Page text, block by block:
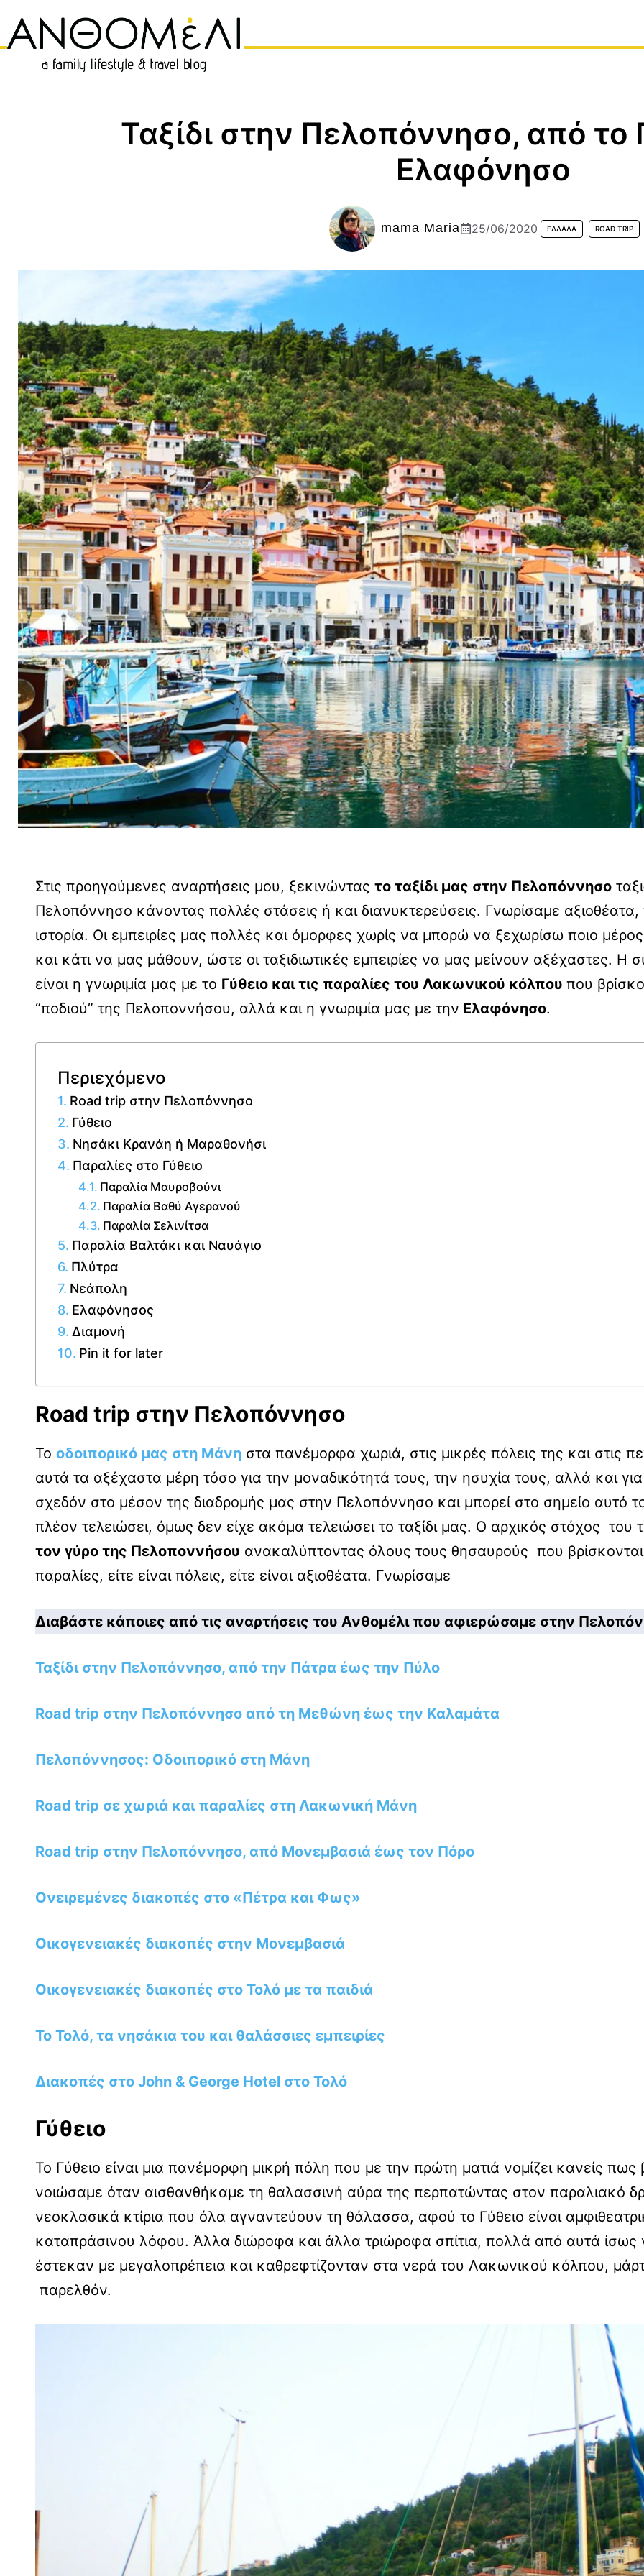
περιεχόμενο
Ταξίδι στην Πελοπόννησο, από το
Ελαφόνησο
mama Maria 25/06/2020 ΕΛΛΆΔΑ ROAD TRIP
Στις προηγούμενες αναρτήσεις μου, ξεκινώντας το ταξίδι μας στην Πελοπόννησο
Πελοπόννησο κάνοντας πολλές στάσεις ή και διανυκτερεύσεις. Γνωρίσαμε
ιστορία. Οι εμπειρίες μας πολλές και όμορφες χωρίς να μπορώ να ξεχωρίσω ποιο
και κάτι να μας μάθουν, ώστε οι ταξιδιωτικές εμπειρίες να μας μείνουν αξέχαστες.
είναι η γνωριμία μας με το Γύθειο και τις παραλίες του Λακωνικού κόλπου που
“ποδιού” της Πελοποννήσου, αλλά και η γνωριμία μας με την Ελαφόνησο.
Περιεχόμενο
Road trip στην Πελοπόννησο
Γύθειο
Νησάκι Κρανάη ή Μαραθονήσι
Παραλίες στο Γύθειο
Παραλία Μαυροβούνι
Παραλία Βαθύ Αγερανού
Παραλία Σελινίτσα
Παραλία Βαλτάκι και Ναυάγιο
Πλύτρα
Νεάπολη
Ελαφόνησος
Διαμονή
Pin it for later
Road trip στην Πελοπόννησο
Το οδοιπορικό μας στη Μάνη στα πανέμορφα χωριά, στις μικρές πόλεις της και στις
αυτά τα αξέχαστα μέρη τόσο για την μοναδικότητά τους, την ησυχία τους, αλλά και
σχεδόν στο μέσον της διαδρομής μας στην Πελοπόννησο και μπορεί στο σημείο αυτό
πλέον τελειώσει, όμως δεν είχε ακόμα τελειώσει το ταξίδι μας. Ο αρχικός στόχος
τον γύρο της Πελοποννήσου ανακαλύπτοντας όλους τους θησαυρούς που βρίσκονται
παραλίες, είτε είναι πόλεις, είτε είναι αξιοθέατα. Γνωρίσαμε
Διαβάστε κάποιες από τις αναρτήσεις του Ανθομέλι που αφιερώσαμε στην
Ταξίδι στην Πελοπόννησο, από την Πάτρα έως την Πύλο
Road trip στην Πελοπόννησο από τη Μεθώνη έως την Καλαμάτα
Πελοπόννησος: Οδοιπορικό στη Μάνη
Road trip σε χωριά και παραλίες στη Λακωνική Μάνη
Road trip στην Πελοπόννησο, από Μονεμβασιά έως τον Πόρο
Ονειρεμένες διακοπές στο «Πέτρα και Φως»
Οικογενειακές διακοπές στην Μονεμβασιά
Οικογενειακές διακοπές στο Τολό με τα παιδιά
Το Τολό, τα νησάκια του και θαλάσσιες εμπειρίες
Διακοπές στο John & George Hotel στο Τολό
Γύθειο
Το Γύθειο είναι μια πανέμορφη μικρή πόλη που με την πρώτη ματιά νομίζει κανείς πως
νοιώσαμε όταν αισθανθήκαμε τη θαλασσινή αύρα της περπατώντας στον παραλιακό
νεοκλασικά κτίρια που όλα αγναντεύουν τη θάλασσα, αφού το Γύθειο είναι
καταπράσινου λόφου. Άλλα διώροφα και άλλα τριώροφα σπίτια, πολλά από αυτά
έστεκαν με μεγαλοπρέπεια και καθρεφτίζονταν στα νερά του Λακωνικού κόλπου,
παρελθόν.